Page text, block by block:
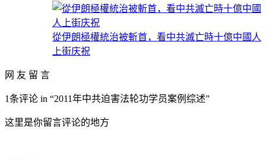
從伊朗極權統治被斬首，看中共滅亡時十億中國人
上街庆祝
网 友 留 言
1条评论 in “2011年中共迫害法轮功学员案例综述”
这里是你留言评论的地方